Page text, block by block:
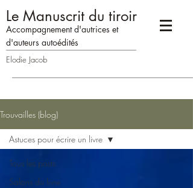
Le Manuscrit du tiroir
Accompagnement d'autrices et
d'auteurs autoédités
Elodie Jacob
Trouvailles (blog)
Tous les posts
Salons du livre
Astuces pour écrire un livre